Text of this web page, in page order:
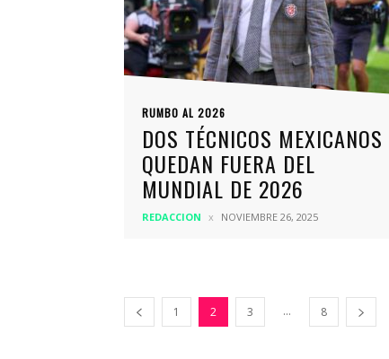
RUMBO AL 2026
DOS TÉCNICOS MEXICANOS
QUEDAN FUERA DEL
MUNDIAL DE 2026
REDACCION NOVIEMBRE 26, 2025
1 2 3 ... 8